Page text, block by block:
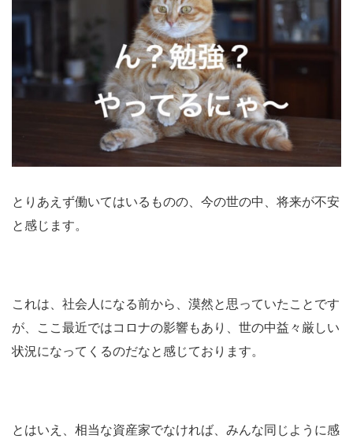
とりあえず働いてはいるものの、今の世の中、将来が不安
と感じます。
これは、社会人になる前から、漠然と思っていたことです
が、ここ最近ではコロナの影響もあり、世の中益々厳しい
状況になってくるのだなと感じております。
とはいえ、相当な資産家でなければ、みんな同じように感